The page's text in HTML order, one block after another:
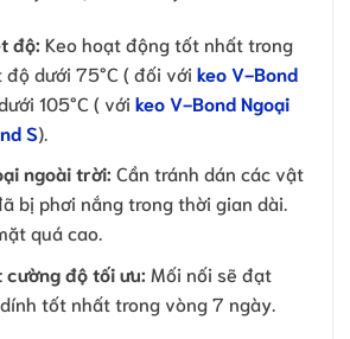
độ: Keo hoạt động tốt nhất trong
dưới 75°C ( đối với keo V-Bond
105°C ( với keo V-Bond Ngoại
S).
ngoài trời: Cần tránh dán các vật
bị phơi nắng trong thời gian dài.
quá cao.
cường độ tối ưu: Mối nối sẽ đạt
tốt nhất trong vòng 7 ngày.